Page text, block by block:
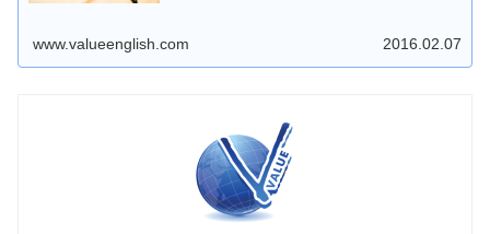
www.valueenglish.com 2016.02.07